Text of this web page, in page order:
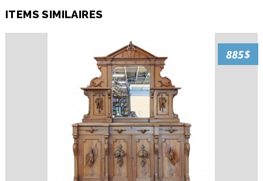
ITEMS SIMILAIRES
885$